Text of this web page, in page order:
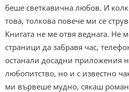
беше светкавична любов. И
това, толкова повече ми се
Книгата не ме отвя веднага. Не
страници да забравя час,
останали досадни приложения
любопитство, но и с известно
ми вървеше мудно, сякаш